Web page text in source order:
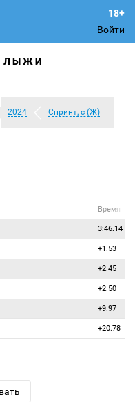
Войти
ЛЫЖИ
2024 Спринт, с (Ж)
Время
3:46.14
+1.53
+2.45
+2.50
+9.97
+20.78